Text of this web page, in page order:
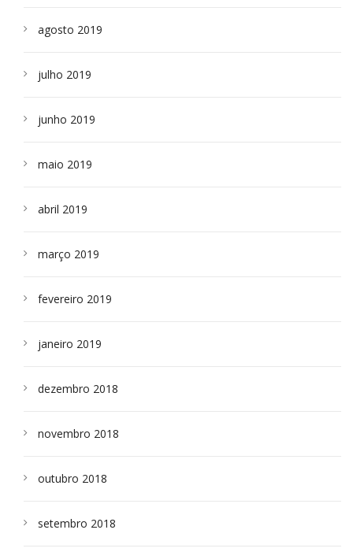
agosto 2019
julho 2019
junho 2019
maio 2019
abril 2019
março 2019
fevereiro 2019
janeiro 2019
dezembro 2018
novembro 2018
outubro 2018
setembro 2018